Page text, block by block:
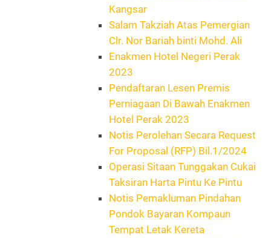
Kangsar
Salam Takziah Atas Pemergian
Clr. Nor Bariah binti Mohd. Ali
Enakmen Hotel Negeri Perak
2023
Pendaftaran Lesen Premis
Perniagaan Di Bawah Enakmen
Hotel Perak 2023
Notis Perolehan Secara Request
For Proposal (RFP) Bil.1/2024
Operasi Sitaan Tunggakan Cukai
Taksiran Harta Pintu Ke Pintu
Notis Pemakluman Pindahan
Pondok Bayaran Kompaun
Tempat Letak Kereta